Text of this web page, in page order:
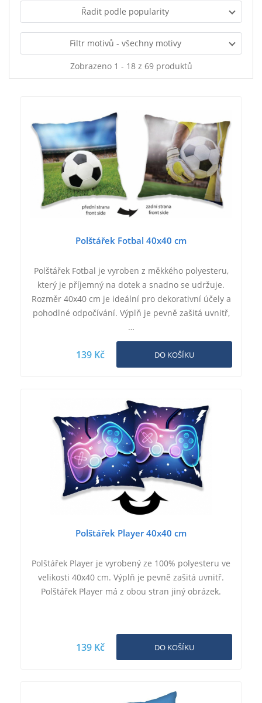
Řadit podle popularity
Filtr motivů - všechny motivy
Zobrazeno 1 - 18 z 69 produktů
Polštářek Fotbal 40x40 cm
Polštářek Fotbal je vyroben z měkkého polyesteru,
který je příjemný na dotek a snadno se udržuje.
Rozměr 40x40 cm je ideální pro dekorativní účely a
pohodlné odpočívání. Výplň je pevně zašitá uvnitř,
…
139 Kč DO KOŠÍKU
Polštářek Player 40x40 cm
Polštářek Player je vyrobený ze 100% polyesteru ve
velikosti 40x40 cm. Výplň je pevně zašitá uvnitř.
Polštářek Player má z obou stran jiný obrázek.
139 Kč DO KOŠÍKU